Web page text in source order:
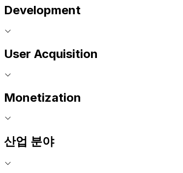
Development
User Acquisition
Monetization
산업 분야